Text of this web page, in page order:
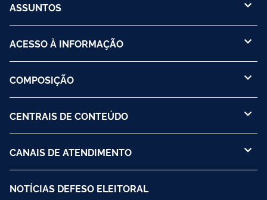
ASSUNTOS
ACESSO À INFORMAÇÃO
COMPOSIÇÃO
CENTRAIS DE CONTEÚDO
CANAIS DE ATENDIMENTO
NOTÍCIAS DEFESO ELEITORAL